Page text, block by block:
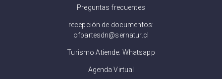
Preguntas frecuentes
recepción de documentos:
ofpartesdn@sernatur.cl
Turismo Atiende: Whatsapp
Agenda Virtual